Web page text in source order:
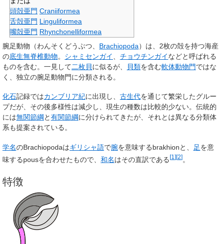
頭殻亜門 Craniiformea
舌殻亜門 Linguliformea
嘴殻亜門 Rhynchonelliformea
腕足動物 （わんそくどうぶつ、 Brachiopoda）は、2枚の殻を持つ海産
の底生無脊椎動物。 シャミセンガイ チョウチンガイなどと呼ばれる
ものを含む。一見して二枚貝に似るが、 貝類を含む軟体動物門ではな
く、独立の腕足動物門に分類される。
化石記録ではカンブリア紀に出現し、 古生代を通じて繁栄したグルー
プだが、その後多様性は減少し、現生の種数は比較的少ない。伝統的
には無関節綱 と有関節綱に分けられてきたが、それとは異なる分類体
系も提案されている。
学名のBrachiopodaはギリシャ語で腕を意味するbrakhionと、 足を意
味するpousを合わせたもので、 和名はその直訳である[1 ][2]。
特徴